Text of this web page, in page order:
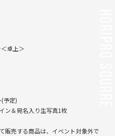
卓上＞
予定)
ン＆宛名入り生写真1枚
販売する商品は、イベント対象外で